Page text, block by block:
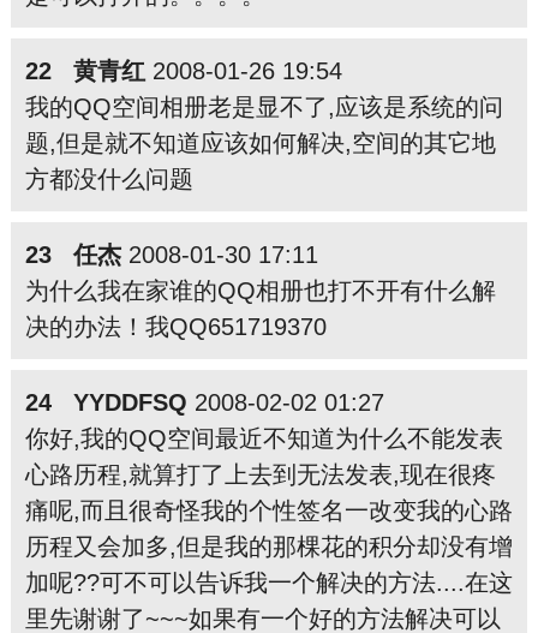
22 黄青红 2008-01-26 19:54
我的QQ空间相册老是显不了,应该是系统的问
题,但是就不知道应该如何解决,空间的其它地
方都没什么问题
23 任杰2008-01-30 17:11
为什么我在家谁的QQ相册也打不开有什么解
决的办法！我QQ651719370
24 YYDDFSQ 2008-02-02 01:27
你好,我的QQ空间最近不知道为什么不能发表
心路历程,就算打了上去到无法发表,现在很疼
痛呢,而且很奇怪我的个性签名一改变我的心路
历程又会加多,但是我的那棵花的积分却没有增
加呢??可不可以告诉我一个解决的方法....在这
里先谢谢了~~~如果有一个好的方法解决可以